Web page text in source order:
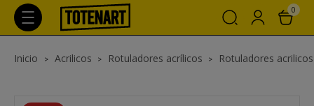
0
Inicio Acrilicos Rotuladores acrílicos Rotuladores